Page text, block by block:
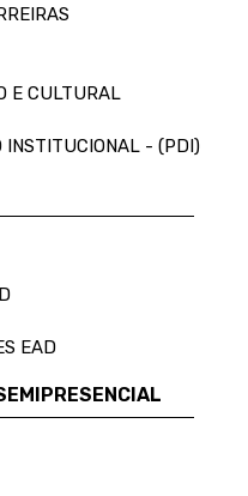
E CULTURAL
INSTITUCIONAL - (PDI)
EAD